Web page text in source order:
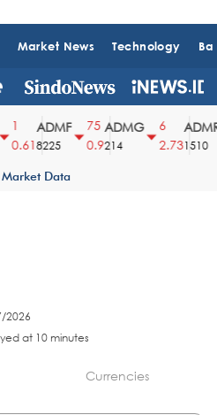
Market News Technology
0.61
ADMF
8225
75
0.9
ADMG
214
2.73
ADMR
1510
Data
2026
at 10 minutes
Currencies